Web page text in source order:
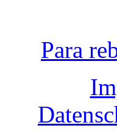
Para